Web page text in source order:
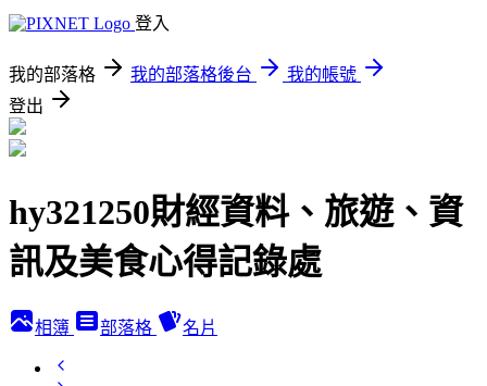
登入
我的部落格 我的部落格後台
我的帳號
登出
hy321250財經資料、旅遊、資
訊及美食心得記錄處
相簿 部落格 名片